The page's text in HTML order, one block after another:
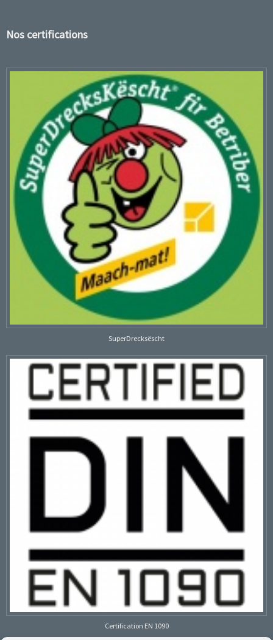
Nos certifications
SuperDrecksëscht
Certification EN 1090